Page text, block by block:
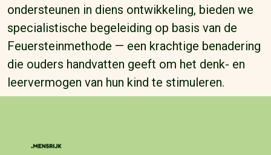
ondersteunen in diens ontwikkeling, bieden we
specialistische begeleiding op basis van de
Feuersteinmethode — een krachtige benadering
die ouders handvatten geeft om het denk- en
leervermogen van hun kind te stimuleren.